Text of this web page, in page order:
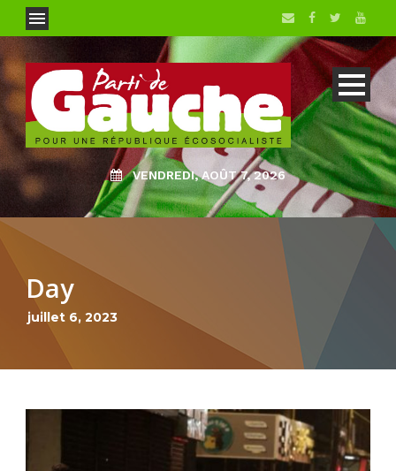
VENDREDI, AOÛT 7, 2026
Day
juillet 6, 2023